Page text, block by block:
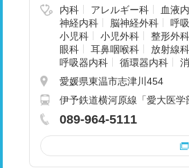
内科 アレルギー科 血液
神経内科
脳神経外科 呼
小児科
小児外科 整形外科
眼科
耳鼻咽喉科 放射線科
呼吸器内科
循環器内科
愛媛県東温市志津川454
伊予鉄道横河原線「愛大医
089-964-5111